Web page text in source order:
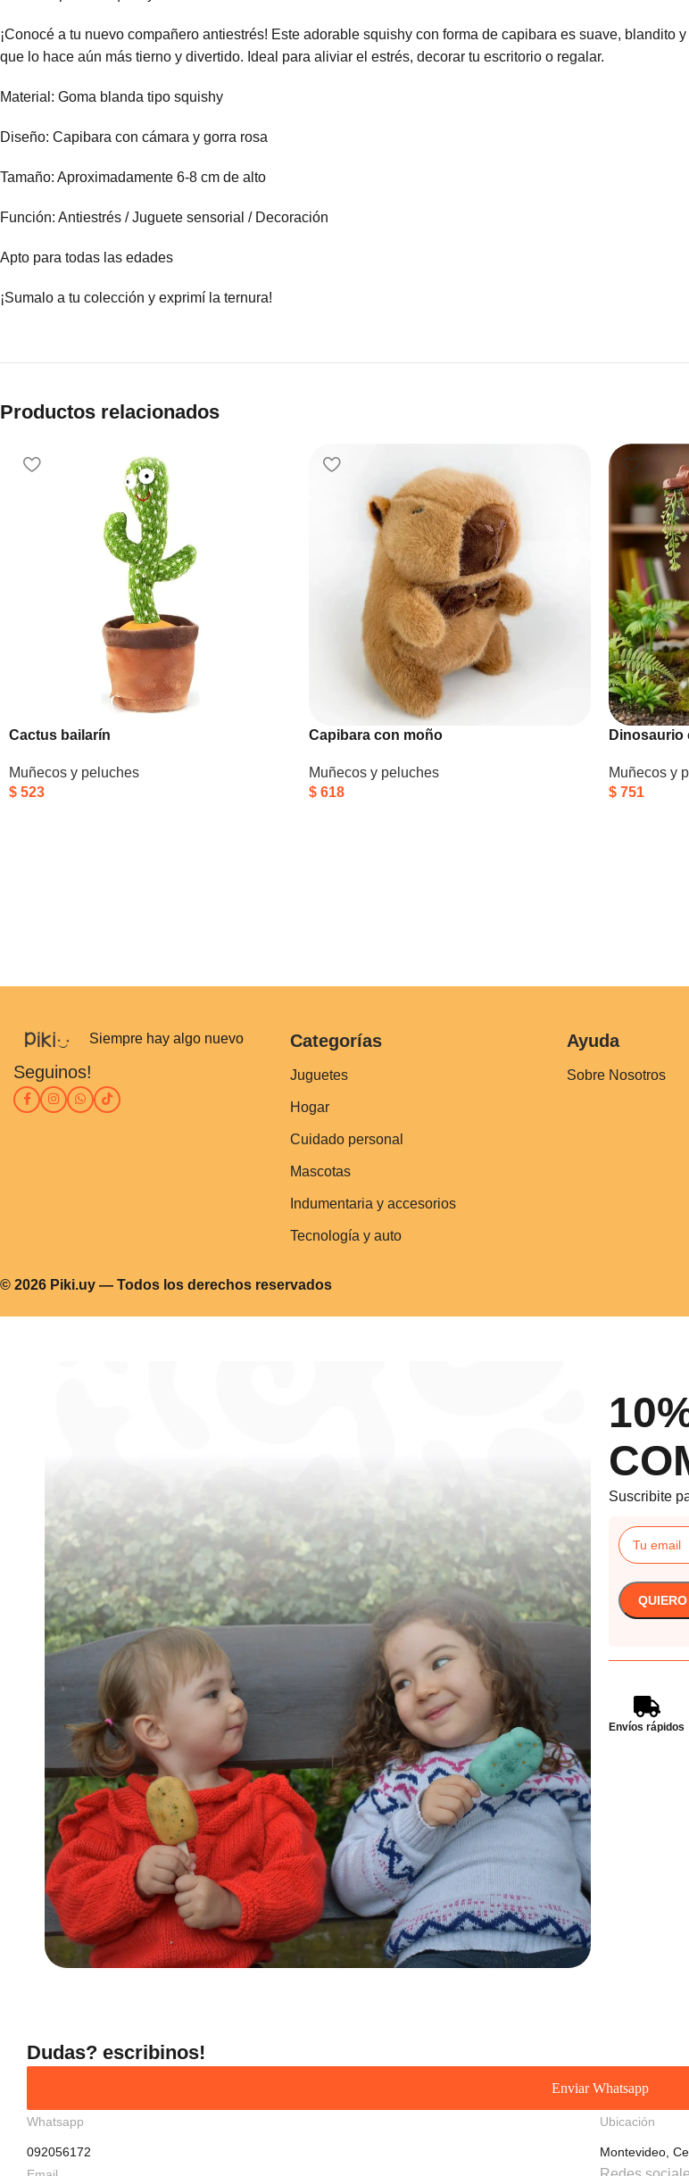
¡Conocé a tu nuevo compañero antiestrés! Este adorable squishy con forma de capibara es suave,
que lo hace aún más tierno y divertido. Ideal para aliviar el estrés, decorar tu escritorio o regalar.
Material: Goma blanda tipo squishy
Diseño: Capibara con cámara y gorra rosa
Tamaño: Aproximadamente 6-8 cm de alto
Función: Antiestrés / Juguete sensorial / Decoración
Apto para todas las edades
¡Sumalo a tu colección y exprimí la ternura!
Productos relacionados
Cactus bailarín
Muñecos y peluches
$ 523
Capibara con moño
Muñecos y peluches
$ 618
Dinosaurio
Muñecos y
$ 751
Siempre hay algo nuevo
Seguinos!
Categorías
Juguetes
Hogar
Cuidado personal
Mascotas
Indumentaria y accesorios
Tecnología y auto
Ayuda
Sobre Nosotros
© 2026 Piki.uy — Todos los derechos reservados
Suscribite
Envíos rápidos
Dudas? escribinos!
Enviar Whatsapp
Whatsapp
092056172
Ubicación
Montevideo,